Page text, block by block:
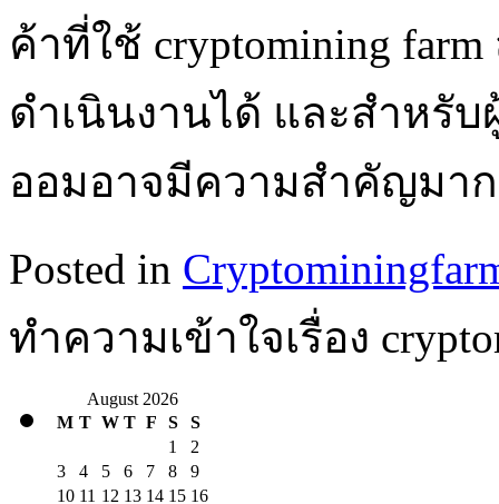
ค้าที่ใช้ cryptomining
ดำเนินงานได้ และสำหรั
ออมอาจมีความสำคัญมาก
Posted in
ทำความเข้าใจเรื่อง
August 2026
M T W T F S
S
1
2
3
4 5 6 7 8
9
10 11 12 13 14 15 16